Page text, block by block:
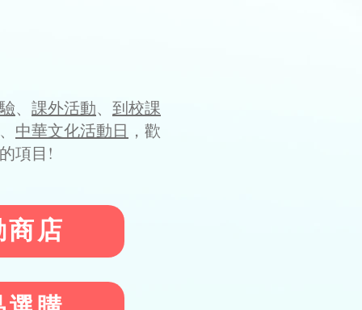
、 課外活動、 到校課
、 中華文化活動日 ，歡
項目!
商店